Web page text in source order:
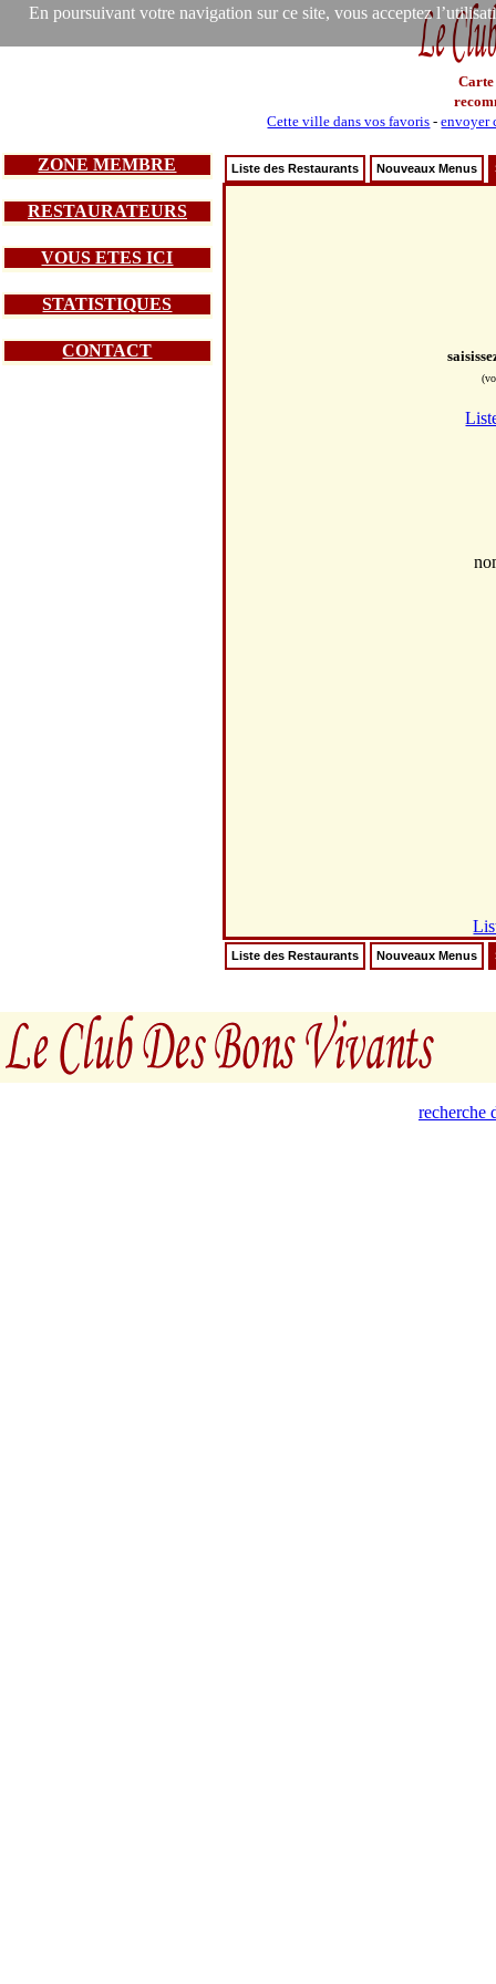
En poursuivant votre navigation sur ce site, vous acceptez
Carte
Cette ville dans vos favoris -envoyer
ZONE MEMBRE
RESTAURATEURS
VOUS ETES ICI
STATISTIQUES
CONTACT
Liste des Restaurants Nouveaux Menus
Liste des Restaurants Nouveaux Menus
recherche